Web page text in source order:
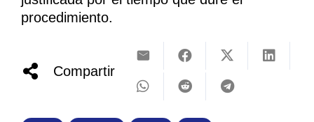
procedimiento.
Compartir